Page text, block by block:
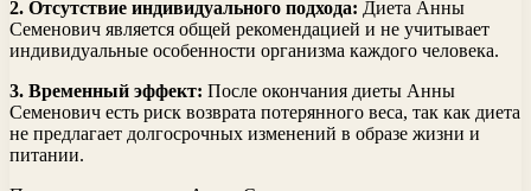
2. Отсутствие индивидуального подхода: Диета Анны
Семенович является общей рекомендацией и не учитывает
индивидуальные особенности организма каждого человека.
3. Временный эффект: После окончания диеты Анны
Семенович есть риск возврата потерянного веса, так как диета
не предлагает долгосрочных изменений в образе жизни и
питании.